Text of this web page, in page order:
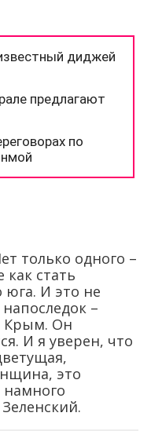
только одного –
как стать
юга. И это не
–
Крым. Он
И я уверен, что
это